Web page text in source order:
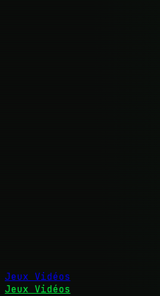
Jeux Vidéos
Jeux Vidéos